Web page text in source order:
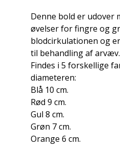
Denne bold er udover
øvelser for fingre og
blodcirkulationen og
til behandling af arvæv.
Findes i 5 forskellige
diameteren:
Blå 10 cm.
Rød 9 cm.
Gul 8 cm.
Grøn 7 cm.
Orange 6 cm.